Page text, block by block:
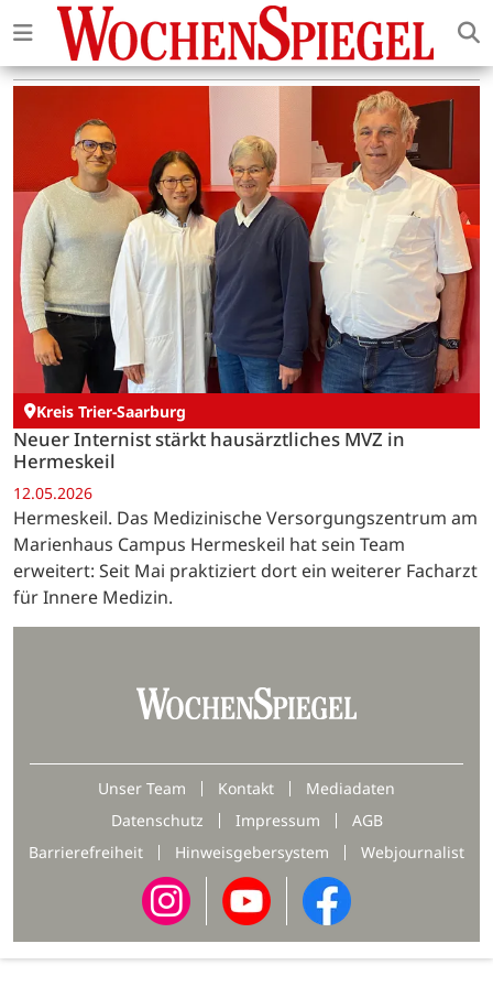
Kreis Trier-Saarburg
Neuer Internist stärkt hausärztliches MVZ in
Hermeskeil
12.05.2026
Hermeskeil. Das Medizinische Versorgungszentrum am
Marienhaus Campus Hermeskeil hat sein Team
erweitert: Seit Mai praktiziert dort ein weiterer Facharzt
für Innere Medizin.
Unser Team Kontakt
Mediadaten
Datenschutz
Impressum
AGB
Barrierefreiheit
Hinweisgebersystem Webjournalist